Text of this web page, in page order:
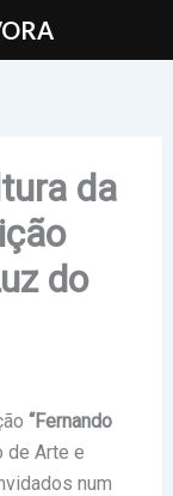
da
do
“Fernando
de Arte e
num